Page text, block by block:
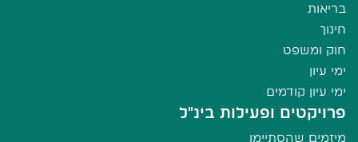
בריאות
חינוך
חוק ומשפט
ימי עיון
ימי עיון קודמים
פרויקטים ופעילות בינ"ל
מיזמים שהסתיימו